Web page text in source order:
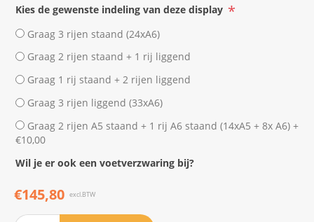
Kies de gewenste indeling van deze display *
Graag 3 rijen staand (24xA6)
Graag 2 rijen staand + 1 rij liggend
Graag 1 rij staand + 2 rijen liggend
Graag 3 rijen liggend (33xA6)
Graag 2 rijen A5 staand + 1 rij A6 staand (14xA5 + 8x A6) +
€10,00
Wil je er ook een voetverzwaring bij?
€145,80 excl.BTW